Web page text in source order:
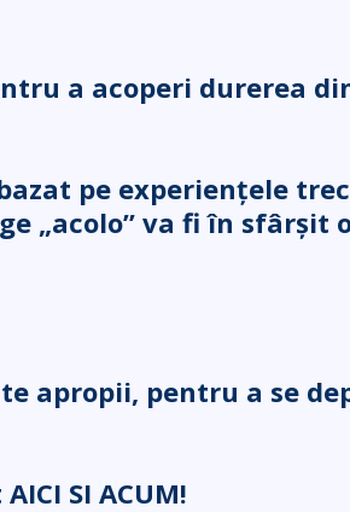
a acoperi durerea
pe experiențele
„acolo” va fi în sfârșit
apropii, pentru a se
SI ACUM!